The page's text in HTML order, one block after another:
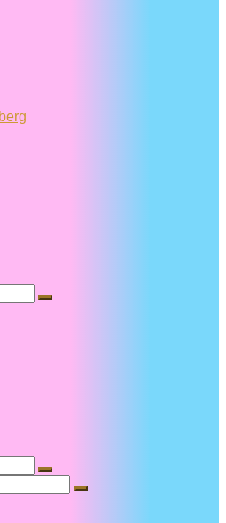
Suche
Suche
Suche